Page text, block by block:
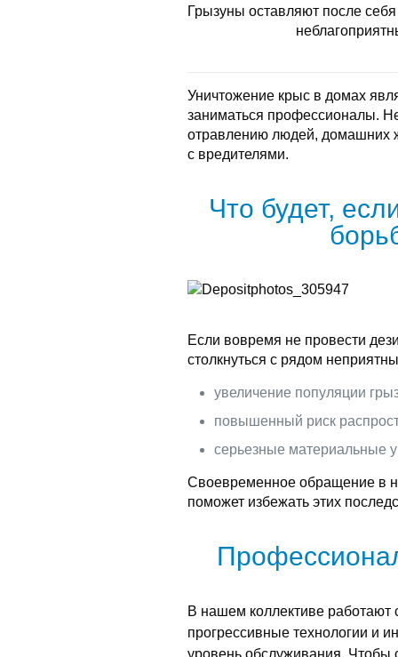
Грызуны оставляют после
Уничтожение крыс в домах
заниматься профессионалы.
отравлению людей, домашних
с вредителями.
Что будет,
Если вовремя не провести
столкнуться с рядом
увеличение популяции
повышенный риск
серьезные материальные
Своевременное обращение в
поможет избежать этих
В нашем коллективе
прогрессивные технологии и
уровень обслуживания. Чтобы